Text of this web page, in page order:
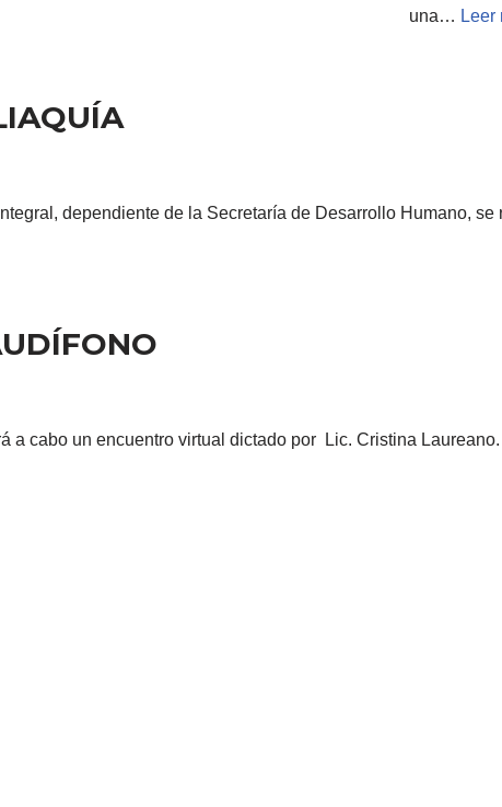
una… Leer
dependiente de la Secretaría de Desarrollo Humano, se
a cabo un encuentro virtual dictado por Lic. Cristina